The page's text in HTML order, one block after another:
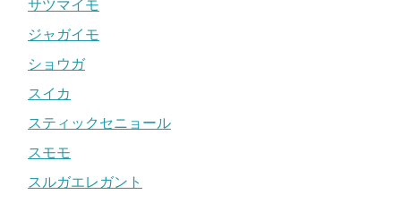
サツマイモ
ジャガイモ
ショウガ
スイカ
スティックセニョール
スモモ
スルガエレガント